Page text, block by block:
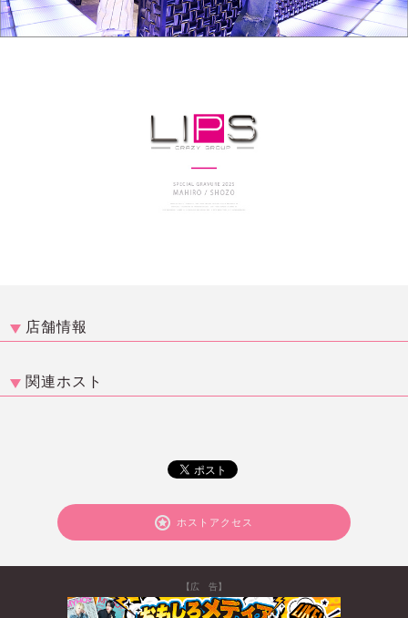
店舗情報
関連ホスト
ホストアクセス
【広 告】